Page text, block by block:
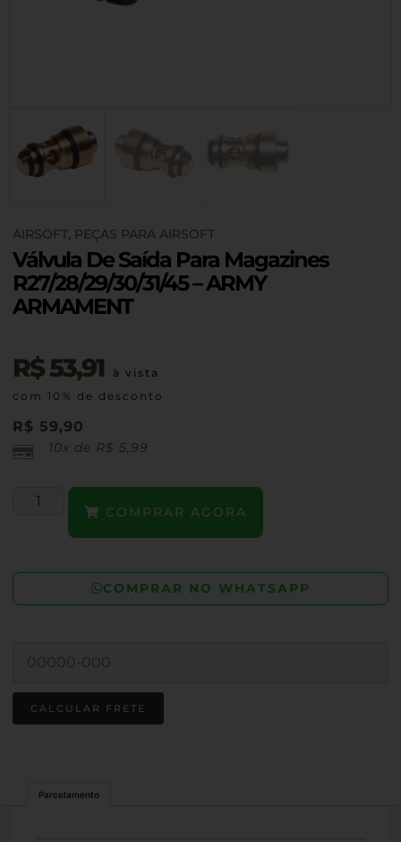
AIRSOFT, PEÇAS PARA AIRSOFT
Válvula De Saída Para Magazines
R27/28/29/30/31/45 – ARMY
ARMAMENT
R$53,91
à vista
com 10% de desconto
R$ 59,90
10x de R$ 5,99
COMPRAR AGORA
COMPRAR NO WHATSAPP
Parcelamento